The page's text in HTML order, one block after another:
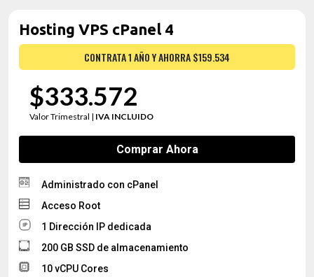
Hosting VPS cPanel 4
CONTRATA 1 AÑO Y AHORRA $159.534
$333.572
Valor Trimestral | IVA INCLUIDO
Comprar Ahora
Administrado con cPanel
Acceso Root
1 Dirección IP dedicada
200 GB SSD de almacenamiento
10 vCPU Cores